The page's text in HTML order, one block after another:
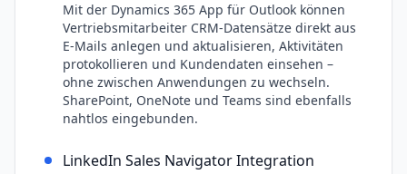
Mit der Dynamics 365 App für Outlook können
Vertriebsmitarbeiter CRM-Datensätze direkt aus
E-Mails anlegen und aktualisieren, Aktivitäten
protokollieren und Kundendaten einsehen –
ohne zwischen Anwendungen zu wechseln.
SharePoint, OneNote und Teams sind ebenfalls
nahtlos eingebunden.
LinkedIn Sales Navigator Integration